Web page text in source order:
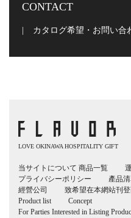
CONTACT
カタログ希望・お問い合
LOVE OKINAWA HOSPITALITY GIFT
当サイトについて 商品一覧
プライバシーポリシー
產品
經營公司
致希望在本網站刊
Product list
Concept
For Parties Interested in Listing